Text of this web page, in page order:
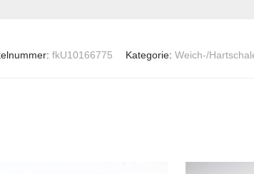
fkU10166775 Kategorie: Weich-/